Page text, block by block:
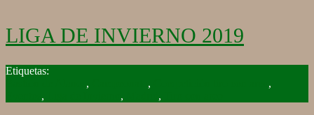
LIGA DE INVIERNO 2019
2018-
, ,
,
, , ,